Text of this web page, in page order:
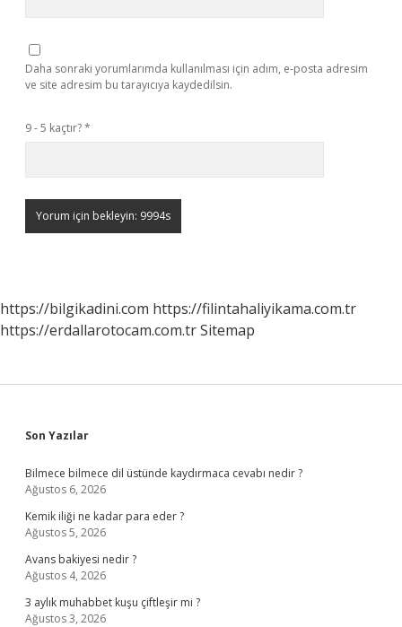
Daha sonraki yorumlarımda kullanılması için adım, e-posta adresim
ve site adresim bu tarayıcıya kaydedilsin.
9 - 5 kaçtır?*
https://bilgikadini.com https://filintahaliyikama.com.tr
https://erdallarotocam.com.trSitemap
Sidebar
Son Yazılar
Bilmece bilmece dil üstünde kaydırmaca cevabı nedir ?
Ağustos 6, 2026
Kemik iliği ne kadar para eder ?
Ağustos 5, 2026
Avans bakiyesi nedir ?
Ağustos 4, 2026
3 aylık muhabbet kuşu çiftleşir mi ?
Ağustos 3, 2026